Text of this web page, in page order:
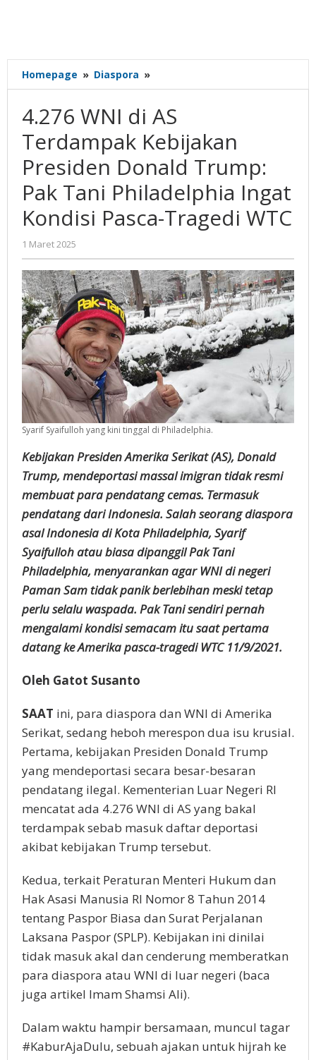
Homepage » Diaspora »
WNI
AS
Terdampak
Kebijakan
Presiden
Donald
Trump:
Tani
Pasca-
Tragedi
WTC
4.276 WNI di AS
Terdampak Kebijakan
Presiden Donald Trump:
Pak Tani Philadelphia Ingat
Kondisi Pasca-Tragedi WTC
1 Maret 2025
Gatot
Susanto
Syarif Syaifulloh yang kini tinggal di Philadelphia.
Kebijakan Presiden Amerika Serikat (AS), Donald
Trump, mendeportasi massal imigran tidak resmi
membuat para pendatang cemas. Termasuk
pendatang dari Indonesia. Salah seorang diaspora
asal Indonesia di Kota Philadelphia, Syarif
Syaifulloh atau biasa dipanggil Pak Tani
Philadelphia, menyarankan agar WNI di negeri
Paman Sam tidak panik berlebihan meski tetap
perlu selalu waspada. Pak Tani sendiri pernah
mengalami kondisi semacam itu saat pertama
datang ke Amerika pasca-tragedi WTC 11/9/2021.
Oleh Gatot Susanto
SAAT ini, para diaspora dan WNI di Amerika
Serikat, sedang heboh merespon dua isu krusial.
Pertama, kebijakan Presiden Donald Trump
yang mendeportasi secara besar-besaran
pendatang ilegal. Kementerian Luar Negeri RI
mencatat ada 4.276 WNI di AS yang bakal
terdampak sebab masuk daftar deportasi
akibat kebijakan Trump tersebut.
Kedua, terkait Peraturan Menteri Hukum dan
Hak Asasi Manusia RI Nomor 8 Tahun 2014
tentang Paspor Biasa dan Surat Perjalanan
Laksana Paspor (SPLP). Kebijakan ini dinilai
tidak masuk akal dan cenderung memberatkan
para diaspora atau WNI di luar negeri (baca
juga artikel Imam Shamsi Ali).
Dalam waktu hampir bersamaan, muncul tagar
#KaburAjaDulu, sebuah ajakan untuk hijrah ke